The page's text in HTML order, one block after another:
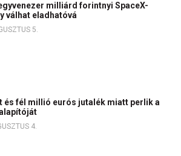
milliárd forintnyi SpaceX-
válhat eladhatóvá
5.
és fél millió eurós jutalék miatt perlik a
4.